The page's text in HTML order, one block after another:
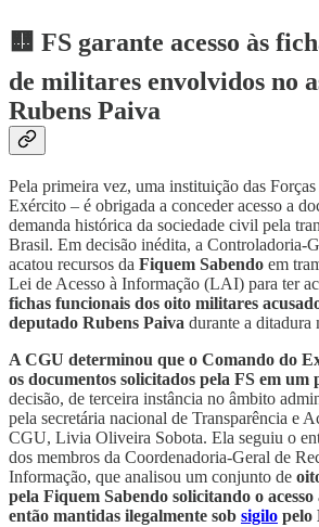
🟨 FS garante acesso às
de militares envolvidos no
Rubens Paiva
Pela primeira vez, uma instituição das
Exército – é obrigada a conceder acesso a
demanda histórica da sociedade civil pela
Brasil. Em decisão inédita, a Controladoria-
acatou recursos da Fiquem Sabendo em
Lei de Acesso à Informação (LAI) para ter
fichas funcionais dos oito militares
deputado Rubens Paiva durante a ditadura
A CGU determinou que o Comando do
os documentos solicitados pela FS em um
decisão, de terceira instância no âmbito
pela secretária nacional de Transparência e
CGU, Livia Oliveira Sobota. Ela seguiu o
dos membros da Coordenadoria-Geral de
Informação, que analisou um conjunto de
pela Fiquem Sabendo solicitando o
então mantidas ilegalmente sob sigilo pelo